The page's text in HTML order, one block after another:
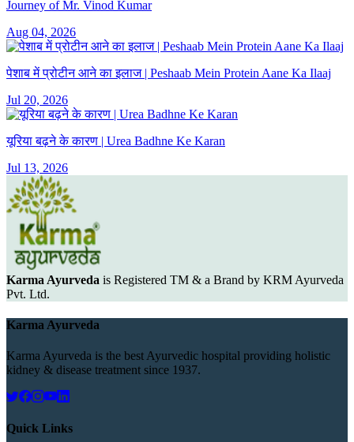
Journey of Mr. Vinod Kumar
Aug 04, 2026
पेशाब में प्रोटीन आने का इलाज | Peshaab Mein Protein Aane Ka Ilaaj
Jul 20, 2026
यूरिया बढ़ने के कारण | Urea Badhne Ke Karan
Jul 13, 2026
Karma Ayurveda is Registered TM & a Brand by KRM Ayurveda
Pvt. Ltd.
Karma Ayurveda
Karma Ayurveda is the best Ayurvedic hospital providing holistic
kidney & disease treatment since 1937.
Quick Links